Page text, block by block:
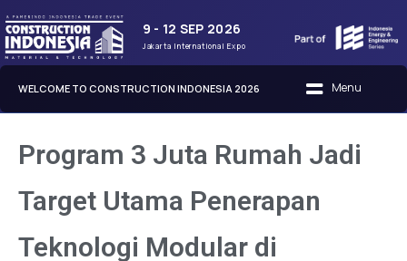
9 - 12 SEP 2026
Jakarta International Expo
WELCOME TO CONSTRUCTION INDONESIA 2026
Program 3 Juta Rumah Jadi
Target Utama Penerapan
Teknologi Modular di